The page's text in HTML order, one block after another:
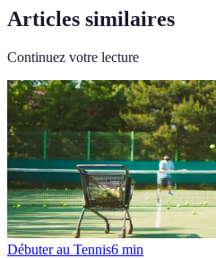
Articles similaires
Continuez votre lecture
Débuter au Tennis6 min